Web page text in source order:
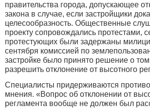
правительства города, допускающее
закона в случае, если застройщики
целесообразность. Общественные
проекту сопровождались протестами,
протестующих были задержаны
сентября комиссией по
застройке было принято решение о
разрешить отклонение от высотного
Специалисты придерживаются
мнения. «Вопрос об отклонении от
регламента вообще не должен был